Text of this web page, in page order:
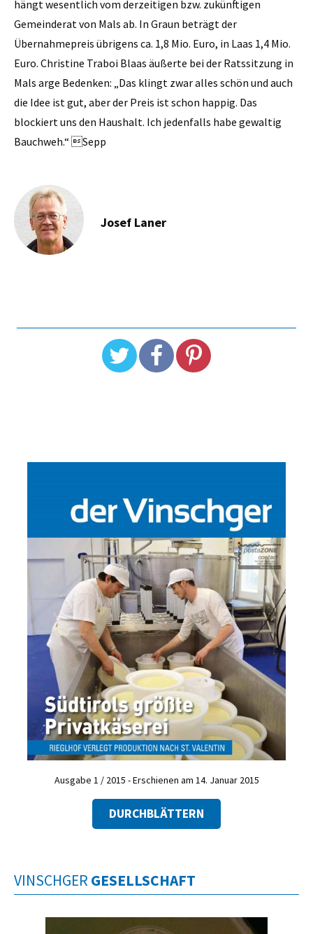
hängt wesentlich vom derzeitigen bzw. zukünftigen
Gemeinderat von Mals ab. In Graun beträgt der
Übernahmepreis übrigens ca. 1,8 Mio. Euro, in Laas 1,4 Mio.
Euro. Christine Traboi Blaas äußerte bei der Ratssitzung in
Mals arge Bedenken: „Das klingt zwar alles schön und auch
die Idee ist gut, aber der Preis ist schon happig. Das
blockiert uns den Haushalt. Ich jedenfalls habe gewaltig
Bauchweh.“ Sepp
Josef Laner
Ausgabe 1 / 2015 - Erschienen am 14. Januar 2015
DURCHBLÄTTERN
VINSCHGER GESELLSCHAFT